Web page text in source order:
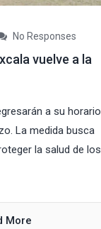
No Responses
vuelve a la
a su horario
La medida busca
la salud de los
More